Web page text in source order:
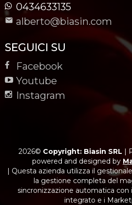
0434633135
alberto@biasin.com
SEGUICI SU
Facebook
Youtube
Instagram
2026© Copyright: Biasin SRL |
powered and designed by
| Questa azienda utilizza il gestionale
la gestione completa del
sincronizzazione automatica
integrato e i